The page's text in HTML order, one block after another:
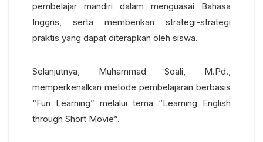
pembelajar mandiri dalam menguasai Bahasa
Inggris, serta memberikan strategi-strategi
praktis yang dapat diterapkan oleh siswa.
Selanjutnya, Muhammad Soali, M.Pd.,
memperkenalkan metode pembelajaran berbasis
“Fun Learning” melalui tema “Learning English
through Short Movie”.